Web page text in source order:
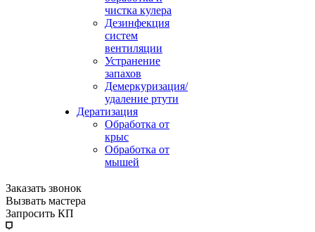
чистка кулера
Дезинфекция
систем
вентиляции
Устранение
запахов
Демеркуризация/
удаление ртути
Дератизация
Обработка от
крыс
Обработка от
мышей
Заказать звонок
Вызвать мастера
Запросить КП